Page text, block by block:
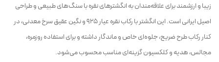
زیبا و ارزشمند برای علاقه‌مندان به انگشترهای نقره با سنگ‌های طبیعی و طراحی
اصیل ایرانی است. این انگشتر با رکاب نقره عیار 925 و نگین عقیق سرخ معدنی، در
کنار رکاب طرح ضریح، جلوه‌ای خاص و ماندگار داشته و برای استفاده روزمره،
مجالس، هدیه و کلکسیون گزینه‌ای مناسب محسوب می‌شود.